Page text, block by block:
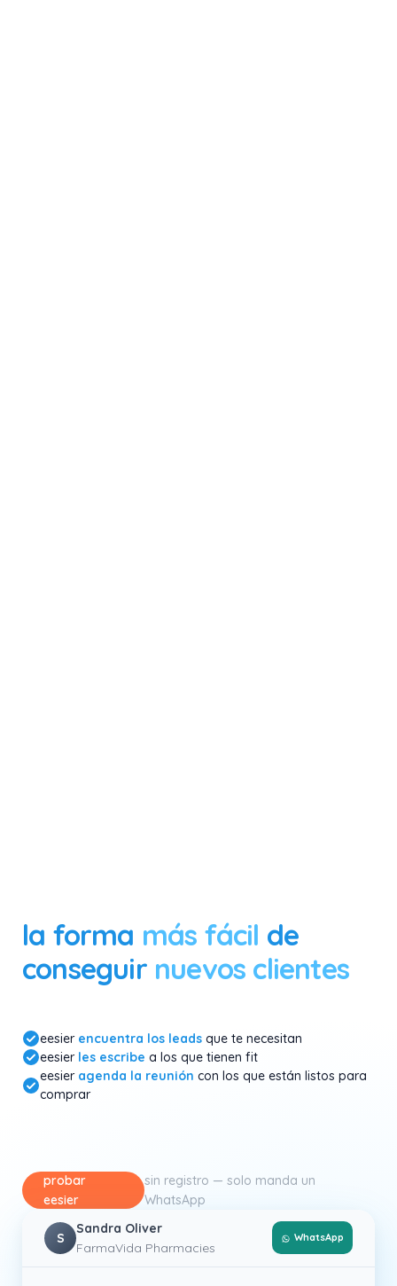
la forma más fácil de
conseguir nuevos clientes
eesier encuentra los leads que te necesitan
eesier les escribe a los que tienen fit
eesier agenda la reunión con los que están listos para
comprar
probar
eesier
sin registro — solo manda un
WhatsApp
S
Sandra Oliver
FarmaVida Pharmacies
WhatsApp